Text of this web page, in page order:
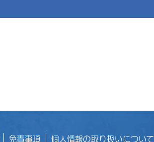
免責事項 個人情報の取り扱いについて